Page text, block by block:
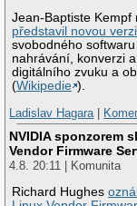
Jean-Baptiste Kempf
představil novou
svobodného
nahrávání, konverzi
digitálního zvuku a
(Wikipedie ).
Ladislav Hagara
NVIDIA sponzorem
Vendor Firmware
4.8. 20:11 | Komunita
Richard Hughes